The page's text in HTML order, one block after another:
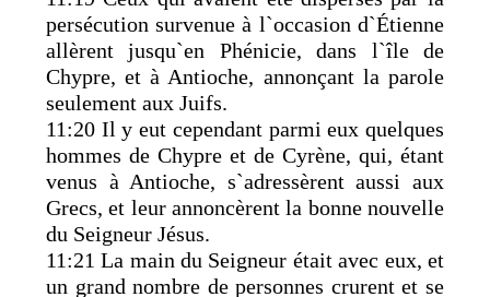
persécution survenue à l`occasion d`Étienne
allèrent jusqu`en Phénicie, dans l`île de
Chypre, et à Antioche, annonçant la parole
seulement aux Juifs.
11:20 Il y eut cependant parmi eux quelques
hommes de Chypre et de Cyrène, qui, étant
venus à Antioche, s`adressèrent aussi aux
Grecs, et leur annoncèrent la bonne nouvelle
du Seigneur Jésus.
11:21 La main du Seigneur était avec eux, et
un grand nombre de personnes crurent et se